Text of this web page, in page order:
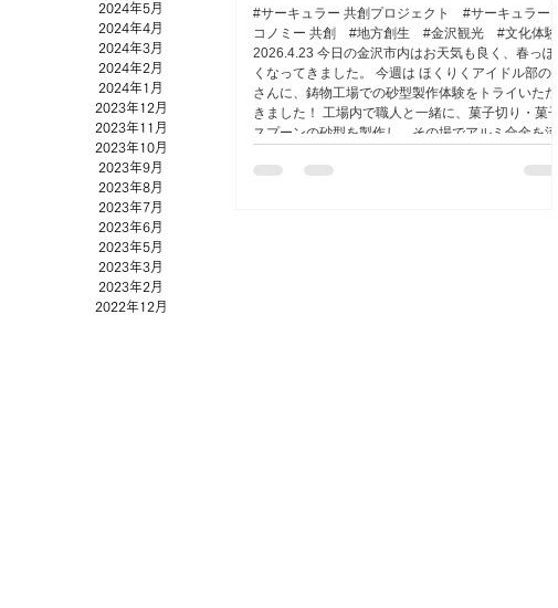
2024年5月
2024年4月
2024年3月
2024年2月
2024年1月
2023年12月
2023年11月
2023年10月
2023年9月
2023年8月
2023年7月
2023年6月
2023年5月
2023年3月
2023年2月
2022年12月
#サーキュラー 共創プロジェクト #サーキュラーエ
コノミー 共創 #地方創生 #金沢観光 #文化体験
2026.4.23 今日の金沢市内はお天気も良く、春っぽ
くなってきました。 今週は ほくりくアイドル部の皆
さんに、鋳物工場での砂型製作体験をトライいただ
きました！ 工場内で職人と一緒に、菓子切り・菓子
スプーンの砂型を製作し、その場でアルミ合金を流
たでしょうか・・・！ ◾️番組OA テレビ金沢「ほくり